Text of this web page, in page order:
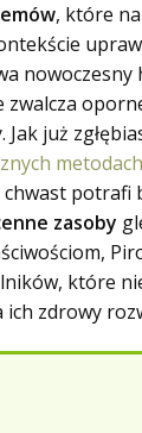
, które
nowoczesny
Jak już
chwast potrafi
zasoby
które
zdrowy